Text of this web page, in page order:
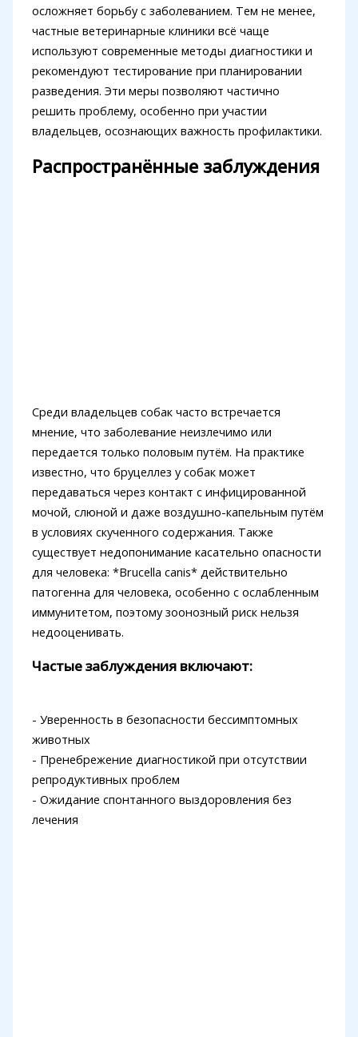
осложняет борьбу с заболеванием. Тем не менее,
частные ветеринарные клиники всё чаще
используют современные методы диагностики и
рекомендуют тестирование при планировании
разведения. Эти меры позволяют частично
решить проблему, особенно при участии
владельцев, осознающих важность профилактики.
Распространённые заблуждения
Среди владельцев собак часто встречается
мнение, что заболевание неизлечимо или
передается только половым путём. На практике
известно, что бруцеллез у собак может
передаваться через контакт с инфицированной
мочой, слюной и даже воздушно-капельным путём
в условиях скученного содержания. Также
существует недопонимание касательно опасности
для человека: *Brucella canis* действительно
патогенна для человека, особенно с ослабленным
иммунитетом, поэтому зоонозный риск нельзя
недооценивать.
Частые заблуждения включают:
- Уверенность в безопасности бессимптомных
животных
- Пренебрежение диагностикой при отсутствии
репродуктивных проблем
- Ожидание спонтанного выздоровления без
лечения